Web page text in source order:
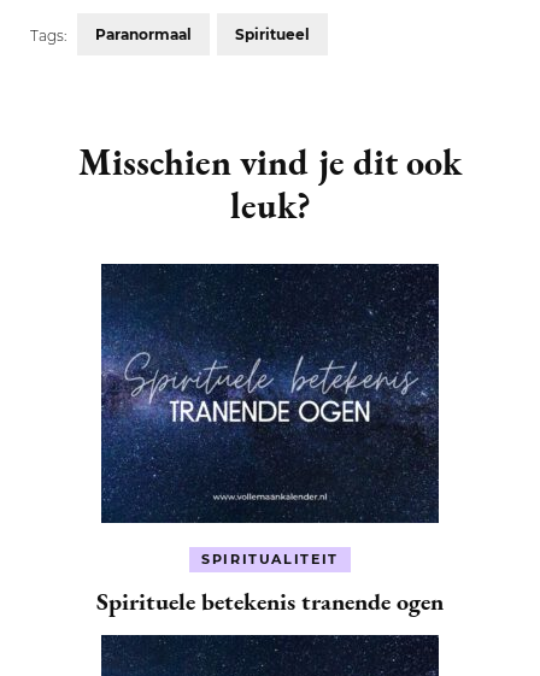
Tags: Paranormaal Spiritueel
Navigation
Misschien vind je dit ook
leuk?
SPIRITUALITEIT
Spirituele betekenis tranende ogen